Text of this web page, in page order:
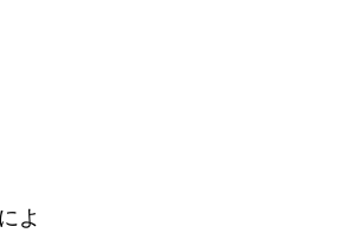
よ